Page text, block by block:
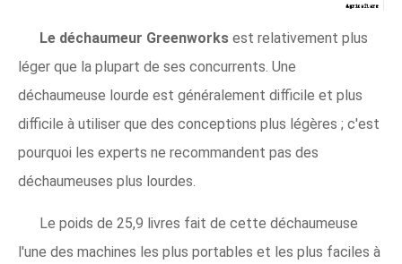
Le déchaumeur Greenworks est relativement plus
léger que la plupart de ses concurrents. Une
déchaumeuse lourde est généralement difficile et plus
difficile à utiliser que des conceptions plus légères ; c'est
pourquoi les experts ne recommandent pas des
déchaumeuses plus lourdes.
Le poids de 25,9 livres fait de cette déchaumeuse
l'une des machines les plus portables et les plus faciles à